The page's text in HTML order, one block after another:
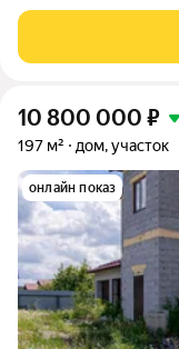
Санитарные узлы: 2.
стен: твинблок (300
10 800 000 ₽
197 м² дом, участок
онлайн показ